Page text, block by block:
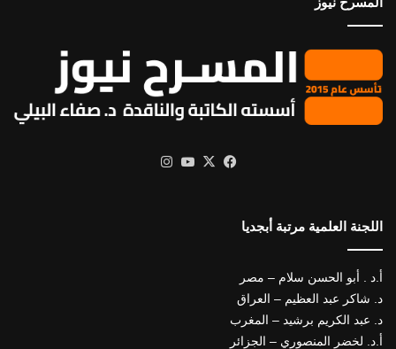
فيسبوك
X يوتيوب
اللجنة العلمية مرتبة أبجديا
أ.د . أبو الحسن سلام – مصر
د. شاكر عبد العظيم – العراق
د. عبد الكريم برشيد – المغرب
أ.د. لخضر المنصوري – الجزائر